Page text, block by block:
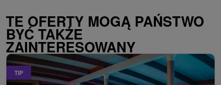
TE OFERTY MOGĄ PAŃSTWO
BYĆ TAKŻE
ZAINTERESOWANY
TIP